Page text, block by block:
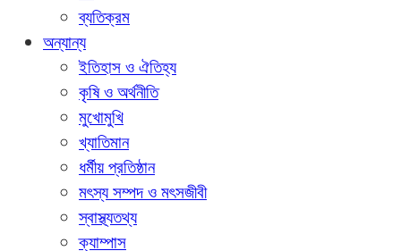
ব্যতিক্রম
অন্যান্য
ইতিহাস ও ঐতিহ্য
কৃষি ও অর্থনীতি
মুখোমুখি
খ্যাতিমান
ধর্মীয় প্রতিষ্ঠান
মৎস্য সম্পদ ও মৎসজীবী
স্বাস্থ্যতথ্য
ক্যাম্পাস